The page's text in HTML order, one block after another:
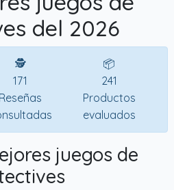
del 2026
🕵
171
Reseñas
📦
241
Productos
evaluados
juegos de